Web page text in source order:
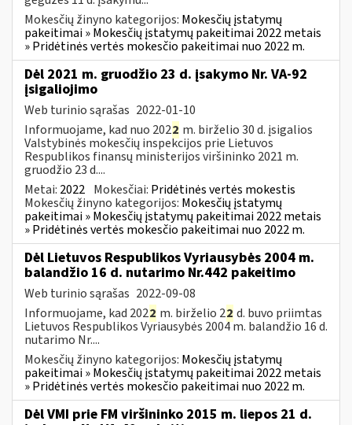
Mokesčių žinyno kategorijos: Mokesčių įstatymų
pakeitimai » Mokesčių įstatymų pakeitimai 2022 metais
» Pridėtinės vertės mokesčio pakeitimai nuo 2022 m.
Dėl 2021 m. gruodžio 23 d. įsakymo Nr. VA-92
įsigaliojimo
Web turinio sąrašas 2022-01-10
Informuojame, kad nuo 2022 m. birželio 30 d. įsigalios
Valstybinės mokesčių inspekcijos prie Lietuvos
Respublikos finansų ministerijos viršininko 2021 m.
gruodžio 23 d....
Metai: 2022 Mokesčiai: Pridėtinės vertės mokestis
Mokesčių žinyno kategorijos: Mokesčių įstatymų
pakeitimai » Mokesčių įstatymų pakeitimai 2022 metais
» Pridėtinės vertės mokesčio pakeitimai nuo 2022 m.
Dėl Lietuvos Respublikos Vyriausybės 2004 m.
balandžio 16 d. nutarimo Nr.442 pakeitimo
Web turinio sąrašas 2022-09-08
Informuojame, kad 2022 m. birželio 22 d. buvo priimtas
Lietuvos Respublikos Vyriausybės 2004 m. balandžio 16 d.
nutarimo Nr....
Mokesčių žinyno kategorijos: Mokesčių įstatymų
pakeitimai » Mokesčių įstatymų pakeitimai 2022 metais
» Pridėtinės vertės mokesčio pakeitimai nuo 2022 m.
Dėl VMI prie FM viršininko 2015 m. liepos 21 d.